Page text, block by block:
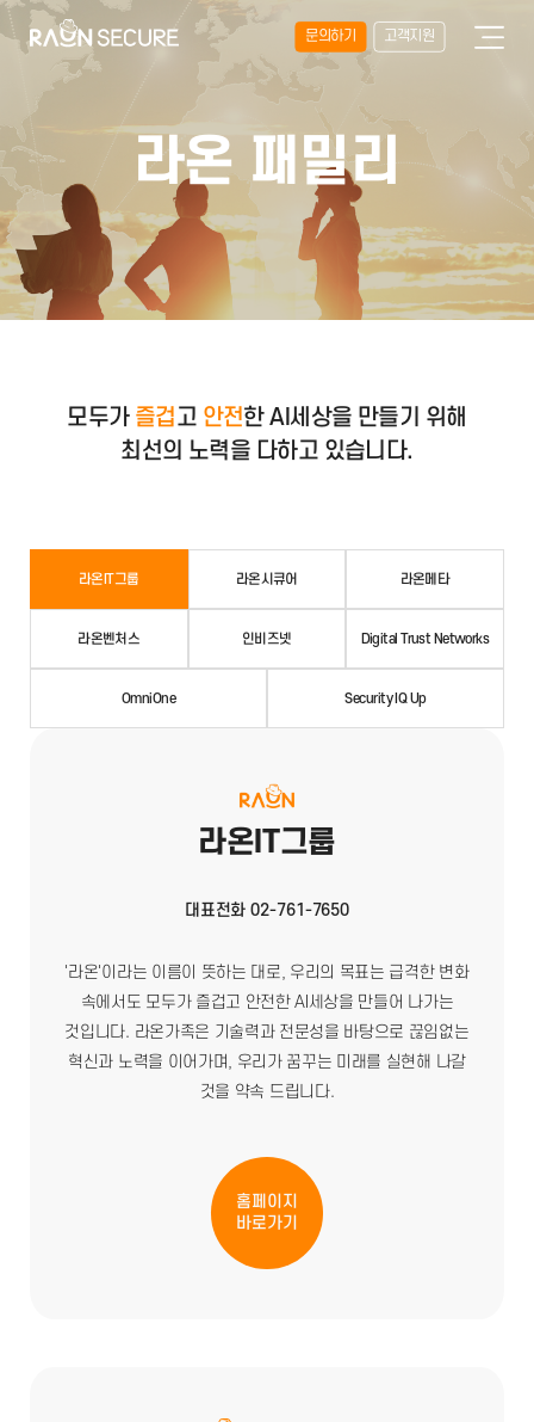
문의하기 고객지원
라온 패밀리
모두가 즐겁고 안전한 AI세상을 만들기 위해
최선의 노력을 다하고 있습니다.
라온IT그룹 라온시큐어 라온메타
라온벤처스 인비즈넷 Digital Trust Networks
OmniOne Security IQ Up
라온IT그룹
대표전화 02-761-7650
'라온'이라는 이름이 뜻하는 대로, 우리의 목표는 급격한 변화
속에서도 모두가 즐겁고 안전한 AI세상을 만들어 나가는
것입니다. 라온가족은 기술력과 전문성을 바탕으로 끊임없는
혁신과 노력을 이어가며, 우리가 꿈꾸는 미래를 실현해 나갈
것을 약속 드립니다.
홈페이지
바로가기